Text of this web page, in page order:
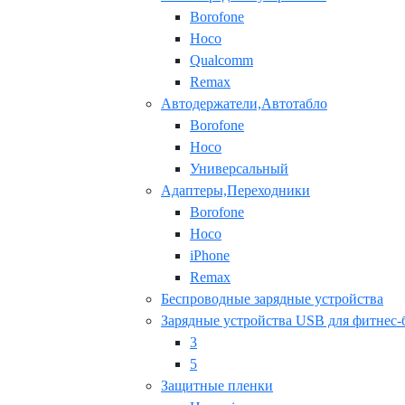
Borofone
Hoco
Qualcomm
Remax
Автодержатели,Автотабло
Borofone
Hoco
Универсальный
Адаптеры,Переходники
Borofone
Hoco
iPhone
Remax
Беспроводные зарядные устройства
Зарядные устройства USB для фитнес-
3
5
Защитные пленки